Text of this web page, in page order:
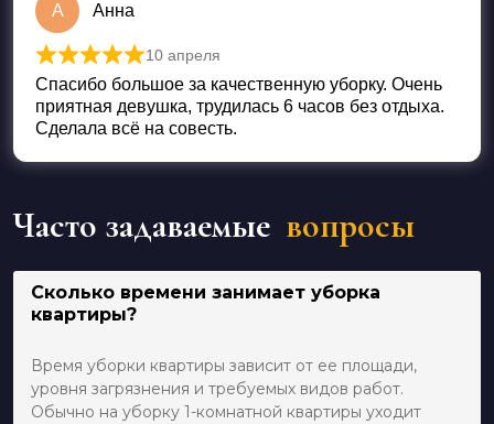
А Анна
Оценка из 5
10 апреля
Спасибо большое за качественную уборку. Очень
приятная девушка, трудилась 6 часов без отдыха.
Сделала всё на совесть.
Часто задаваемые вопросы
Сколько времени занимает уборка
квартиры?
Время уборки квартиры зависит от ее площади,
уровня загрязнения и требуемых видов работ.
Обычно на уборку 1-комнатной квартиры уходит